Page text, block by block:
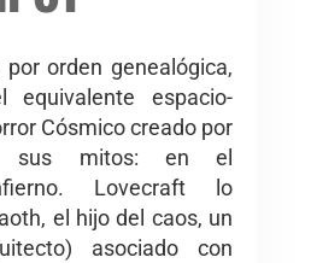
orden genealógica,
equivalente espacio-
Cósmico creado por
sus mitos: en el
Lovecraft lo
el hijo del caos, un
asociado con